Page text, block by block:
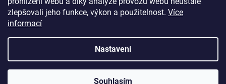
zlepšovali jeho funkce, výkon a použitelnost. Více
informací
Nastavení
Souhlasím
Vytvořil Shoptet Premium